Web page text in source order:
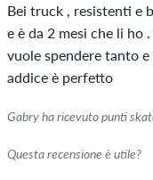
Bei truck , resistenti e
e è da 2 mesi che li ho
vuole spendere tanto
addice è perfetto
Gabry ha ricevuto punti
Questa recensione è utile?